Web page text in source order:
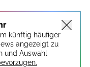
künftig häufiger
angezeigt zu
und Auswahl